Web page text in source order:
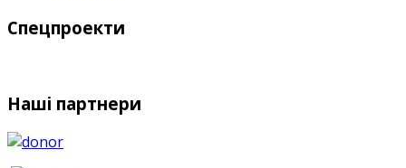
Спецпроекти
Наші партнери